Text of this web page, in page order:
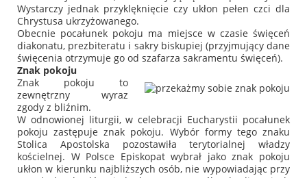
Wystarczy jednak przyklęknięcie czy ukłon pełen czci dla
Chrystusa ukrzyżowanego.
Obecnie pocałunek pokoju ma miejsce w czasie święceń
diakonatu, prezbiteratu i sakry biskupiej (przyjmujący dane
święcenia otrzymuje go od szafarza sakramentu święceń).
Znak pokoju
Znak pokoju to
zewnętrzny wyraz
zgody z bliźnim.
W odnowionej liturgii, w celebracji Eucharystii pocałunek
pokoju zastępuje znak pokoju. Wybór formy tego znaku
Stolica Apostolska pozostawiła terytorialnej władzy
kościelnej. W Polsce Episkopat wybrał jako znak pokoju
ukłon w kierunku najbliższych osób, nie wypowiadając przy